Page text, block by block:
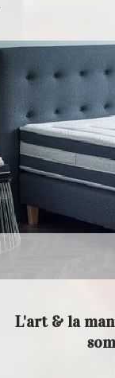
L'art & la